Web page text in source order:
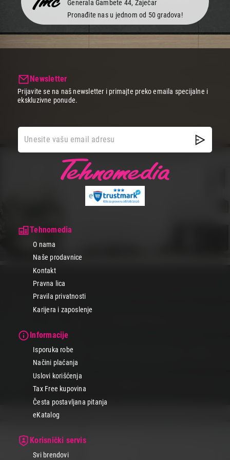
Generala Gambete 44, Zaječar
Pronađite nas u jednom od 50 gradova!
Tehnomedia
O nama
Naše prodavnice
Kontakt
Pravna lica
Pravila privatnosti
Karijera i zaposlenje
Informacije
Isporuka robe
Načini plaćanja
Uslovi korišćenja
Tax Free kupovina
Česta postavljana pitanja
eKatalog
Korisnički servis
Svi brendovi
Newsletter
Prijavite se na naš newsletter i primajte preko emaila specijalne i
ekskluzivne ponude.